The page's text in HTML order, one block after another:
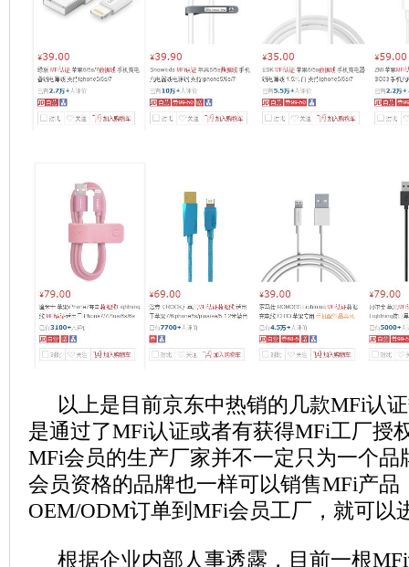
以上是目前京东中热销的几款MFi认
是通过了MFi认证或者有获得MFi工厂授
MFi会员的生产厂家并不一定只为一个品
会员资格的品牌也一样可以销售MFi产品
OEM/ODM订单到MFi会员工厂，就可以
根据企业内部人事透露，目前一根